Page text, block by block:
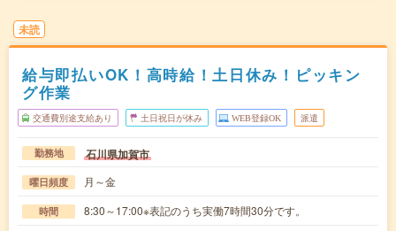
未読
給与即払いOK！高時給！土日休み！ピッキン
グ作業
交通費別途支給あり 土日祝日が休み WEB登録OK 派遣
勤務地 石川県加賀市
曜日頻度 月～金
時間 8:30～17:00※表記のうち実働7時間30分です。